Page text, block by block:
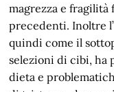
magrezza e fragilità
precedenti. Inoltre
quindi come il
selezioni di cibi, ha
dieta e